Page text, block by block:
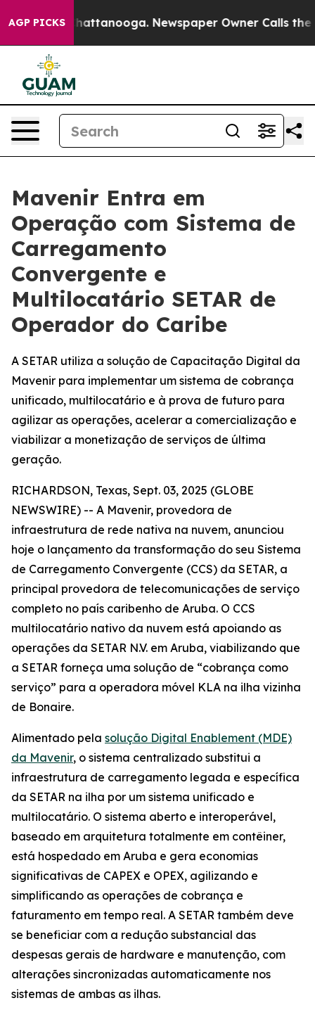
AGP PICKS
in Chattanooga. Newspaper Owner Calls the
Mavenir Entra em
Operação com Sistema de
Carregamento
Convergente e
Multilocatário SETAR de
Operador do Caribe
A SETAR utiliza a solução de Capacitação Digital da
Mavenir para implementar um sistema de cobrança
unificado, multilocatário e à prova de futuro para
agilizar as operações, acelerar a comercialização e
viabilizar a monetização de serviços de última
geração.
RICHARDSON, Texas, Sept. 03, 2025 (GLOBE
NEWSWIRE) -- A Mavenir, provedora de
infraestrutura de rede nativa na nuvem, anunciou
hoje o lançamento da transformação do seu Sistema
de Carregamento Convergente (CCS) da SETAR, a
principal provedora de telecomunicações de serviço
completo no país caribenho de Aruba. O CCS
multilocatário nativo da nuvem está apoiando as
operações da SETAR N.V. em Aruba, viabilizando que
a SETAR forneça uma solução de “cobrança como
serviço” para a operadora móvel KLA na ilha vizinha
de Bonaire.
Alimentado pela solução Digital Enablement (MDE)
da Mavenir, o sistema centralizado substitui a
infraestrutura de carregamento legada e específica
da SETAR na ilha por um sistema unificado e
multilocatário. O sistema aberto e interoperável,
baseado em arquitetura totalmente em contêiner,
está hospedado em Aruba e gera economias
significativas de CAPEX e OPEX, agilizando e
simplificando as operações de cobrança e
faturamento em tempo real. A SETAR também deve
se beneficiar com a redução substancial das
despesas gerais de hardware e manutenção, com
alterações sincronizadas automaticamente nos
sistemas de ambas as ilhas.